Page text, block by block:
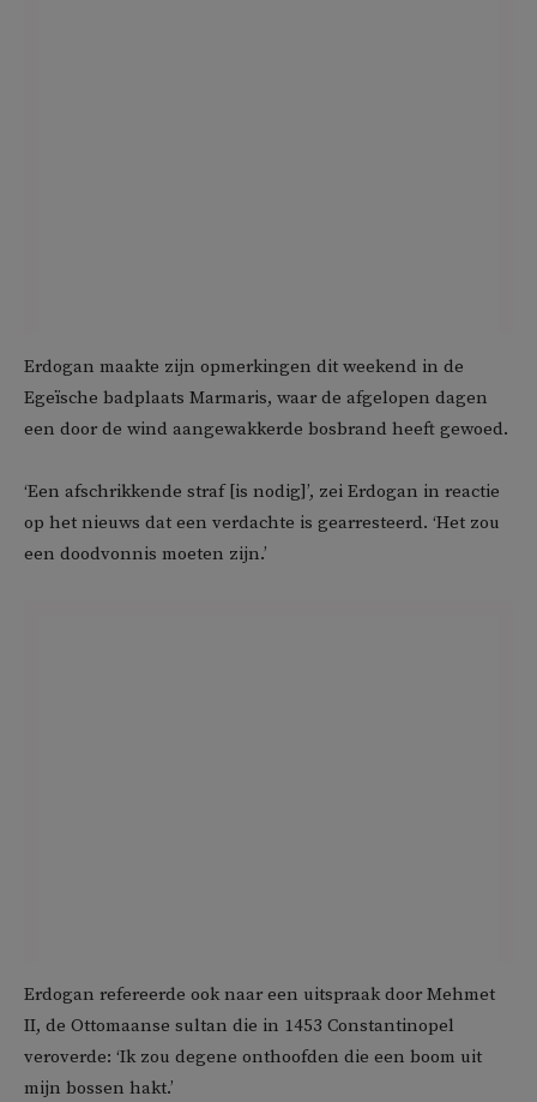
Erdogan maakte zijn opmerkingen dit weekend in de
Egeïsche badplaats Marmaris, waar de afgelopen dagen
een door de wind aangewakkerde bosbrand heeft gewoed.
‘Een afschrikkende straf [is nodig]’, zei Erdogan in reactie
op het nieuws dat een verdachte is gearresteerd. ‘Het zou
een doodvonnis moeten zijn.’
Erdogan refereerde ook naar een uitspraak door Mehmet
II, de Ottomaanse sultan die in 1453 Constantinopel
veroverde: ‘Ik zou degene onthoofden die een boom uit
mijn bossen hakt.’